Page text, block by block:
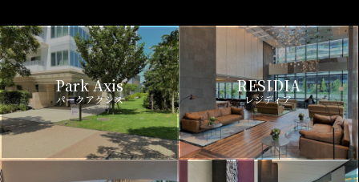
Park Axis
パークアクシス
RESIDIA
レジディア